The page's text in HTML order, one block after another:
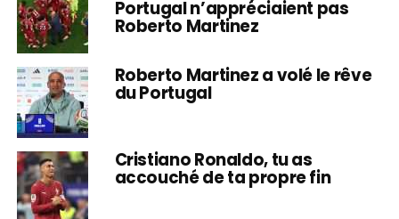
Portugal n’appréciaient pas
Roberto Martinez
Roberto Martinez a volé le rêve
du Portugal
Cristiano Ronaldo, tu as
accouché de ta propre fin